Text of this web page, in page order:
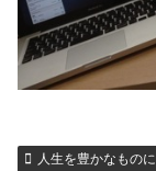
人生を豊かなものに